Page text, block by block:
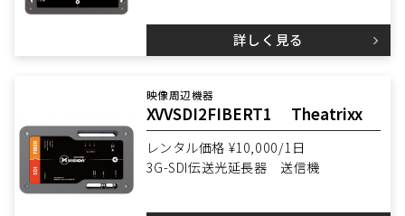
詳しく見る
映像周辺機器
XVVSDI2FIBERT1 Theatrixx
レンタル価格 ¥10,000/1日
3G-SDI伝送光延長器 送信機